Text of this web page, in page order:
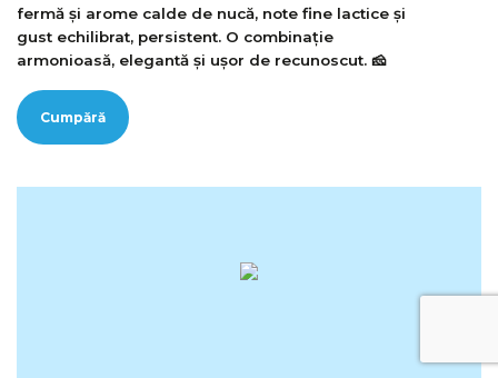
fermă și arome calde de nucă, note fine lactice și
gust echilibrat, persistent. O combinație
armonioasă, elegantă și ușor de recunoscut. 🧀
Cumpără